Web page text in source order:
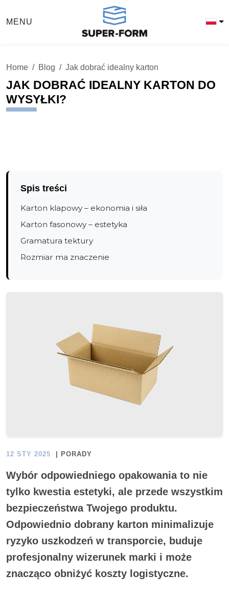
MENU
Home Blog Jak dobrać idealny karton
JAK DOBRAĆ IDEALNY KARTON DO
WYSYŁKI?
Spis treści
Karton klapowy – ekonomia i siła
Karton fasonowy – estetyka
Gramatura tektury
Rozmiar ma znaczenie
12 STY 2025 | PORADY
Wybór odpowiedniego opakowania to nie
tylko kwestia estetyki, ale przede wszystkim
bezpieczeństwa Twojego produktu.
Odpowiednio dobrany karton minimalizuje
ryzyko uszkodzeń w transporcie, buduje
profesjonalny wizerunek marki i może
znacząco obniżyć koszty logistyczne.